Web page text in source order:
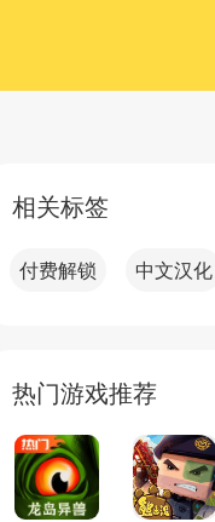
相关标签
付费解锁 中文汉化
热门游戏推荐